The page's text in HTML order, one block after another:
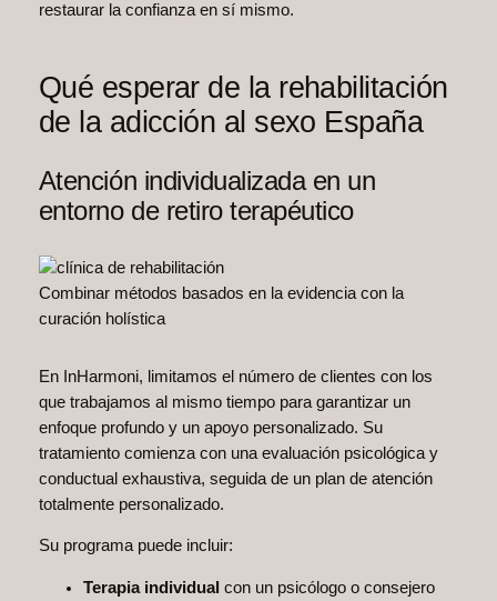
restaurar la confianza en sí mismo.
Qué esperar de la rehabilitación
de la adicción al sexo España
Atención individualizada en un
entorno de retiro terapéutico
En InHarmoni, limitamos el número de clientes con los
que trabajamos al mismo tiempo para garantizar un
enfoque profundo y un apoyo personalizado. Su
tratamiento comienza con una evaluación psicológica y
conductual exhaustiva, seguida de un plan de atención
totalmente personalizado.
Su programa puede incluir:
Terapia individual con un psicólogo o consejero
Combinar métodos basados en la evidencia con la
curación holística